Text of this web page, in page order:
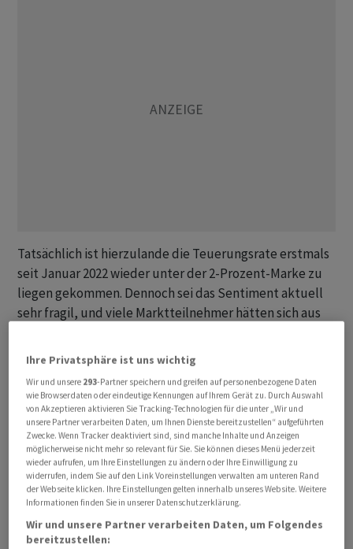
Tatsächlich ist hierzulande die Teuerungsrate erstmals
seit Januar 2022 wieder unter der 2-Prozent-Marke zu
liegen gekommen. Dennoch sei das Sentiment aktuell
sehr fragil, und viele Marktteilnehmer hätten sich aus
abgesichert, so der Händler weiter. "Diese
Versicherungspositionen sind zum Teil in den
vergangenen Handelstagen aufgelöst worden und
haben den Aktienmärkten einen zusätzlichen
Kursschub verliehen." Neben den etlichen
Konjunkturdaten dürfte der Wochenauftakt auch von
einer verkürzten Handelssitzung in den USA vor dem
morgigen US-Nationalfeiertag geprägt sein.
Der SMI gewinnt gegen 11.00 Uhr 0,39 Prozent hinzu auf
Ihre Privatsphäre ist uns wichtig
Wir und unsere 293-Partner speichern und greifen auf personenbezogene Daten
wie Browserdaten oder eindeutige Kennungen auf Ihrem Gerät zu. Durch Auswahl
von Akzeptieren aktivieren Sie Tracking-Technologien für die unter „Wir und
unsere Partner verarbeiten Daten, um Ihnen Dienste bereitzustellen“ aufgeführten
Zwecke. Wenn Tracker deaktiviert sind, sind manche Inhalte und Anzeigen
möglicherweise nicht mehr so relevant für Sie. Sie können dieses Menü jederzeit
wieder aufrufen, um Ihre Einstellungen zu ändern oder Ihre Einwilligung zu
widerrufen, indem Sie auf den Link Voreinstellungen verwalten am unteren Rand
der Webseite klicken. Ihre Einstellungen gelten innerhalb unseres Website. Weitere
Informationen finden Sie in unserer Datenschutzerklärung.
Wir und unsere Partner verarbeiten Daten, um Folgendes
bereitzustellen: